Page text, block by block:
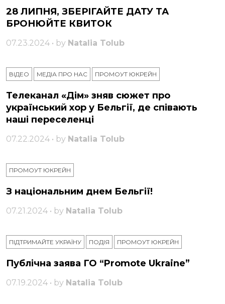
28 ЛИПНЯ, ЗБЕРІГАЙТЕ ДАТУ ТА
БРОНЮЙТЕ КВИТОК
07.23.2024 • by Natalia Tolub
ВІДЕО МЕДІА ПРО НАС ПРОМОУТ ЮКРЕЙН
Телеканал «Дім» зняв сюжет про
український хор у Бельгії, де співають
наші переселенці
07.22.2024 • by Natalia Tolub
ПРОМОУТ ЮКРЕЙН
З національним днем ​​Бельгії!
07.21.2024 • by Natalia Tolub
ПІДТРИМАЙТЕ УКРАЇНУ ПОДІЯ ПРОМОУТ ЮКРЕЙН
Публічна заява ГО “Promote Ukraine”
07.19.2024 • by Natalia Tolub